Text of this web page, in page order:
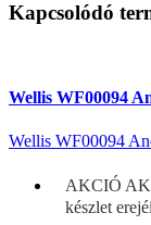
Kapcsolódó
Wellis WF00094
Wellis WF00094
AKCIÓ
készlet